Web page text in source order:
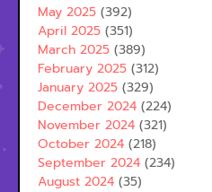
May 2025 (392)
April 2025 (351)
March 2025 (389)
February 2025 (312)
January 2025 (329)
December 2024 (224)
November 2024 (321)
October 2024 (218)
September 2024 (234)
August 2024 (35)